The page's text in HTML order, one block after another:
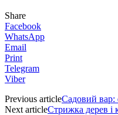
Share
Facebook
WhatsApp
Email
Print
Telegram
Viber
Previous articleСадовий вар:
Next articleСтрижка дерев і